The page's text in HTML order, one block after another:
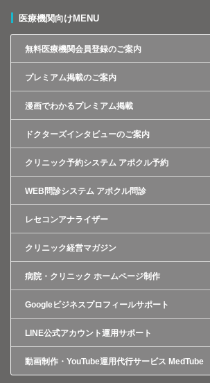
医療機関向けMENU
無料医療機関会員登録のご案内
プレミアム掲載のご案内
漫画でわかるプレミアム掲載
ドクターズインタビューのご案内
クリニック予約システム アポクル予約
WEB問診システム アポクル問診
レセコンアナライザー
クリニック経営マガジン
病院・クリニック ホームページ制作
Googleビジネスプロフィールサポート
LINE公式アカウント運用サポート
動画制作・YouTube運用代行サービス MedTube